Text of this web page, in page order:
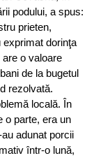
podului, a spus:
prieten,
exprimat dorinţa
o valoare
de la bugetul
rezolvată.
locală. În
o parte, era un
adunat porcii
într-o lună,